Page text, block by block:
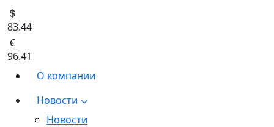
83.44
96.41
О компании
Новости
Новости